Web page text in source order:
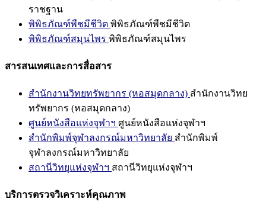
ราชฐาน
พิพิธภัณฑ์พืชมีชีวิต พิพิธภัณฑ์พืชมีชีวิต
พิพิธภัณฑ์สมุนไพร พิพิธภัณฑ์สมุนไพร
สารสนเทศและการสื่อสาร
สำนักงานวิทยทรัพยากร (หอสมุดกลาง) สำนักงานวิทย
ทรัพยากร (หอสมุดกลาง)
ศูนย์หนังสือแห่งจุฬาฯ ศูนย์หนังสือแห่งจุฬาฯ
สำนักพิมพ์จุฬาลงกรณ์มหาวิทยาลัย สำนักพิมพ์
จุฬาลงกรณ์มหาวิทยาลัย
สถานีวิทยุแห่งจุฬาฯ สถานีวิทยุแห่งจุฬาฯ
บริการตรวจวิเคราะห์คุณภาพ